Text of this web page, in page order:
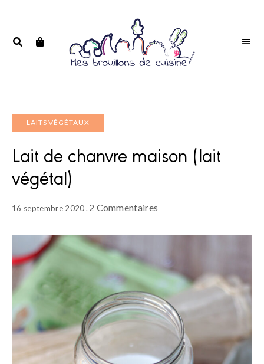
LAITS VÉGÉTAUX
Lait de chanvre maison (lait
végétal)
16 septembre 2020 2 Commentaires